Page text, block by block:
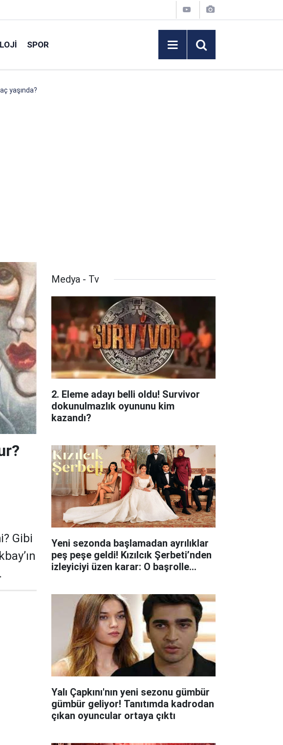
SPOR
yaşında?
Gibi
Medya - Tv
2. Eleme adayı belli oldu! Survivor
dokunulmazlık oyununu kim
kazandı?
Yeni sezonda başlamadan ayrılıklar
peş peşe geldi! Kızılcık Şerbeti’nden
izleyiciyi üzen karar: O başrolle
Yalı Çapkını'nın yeni sezonu gümbür
gümbür geliyor! Tanıtımda kadrodan
çıkan oyuncular ortaya çıktı